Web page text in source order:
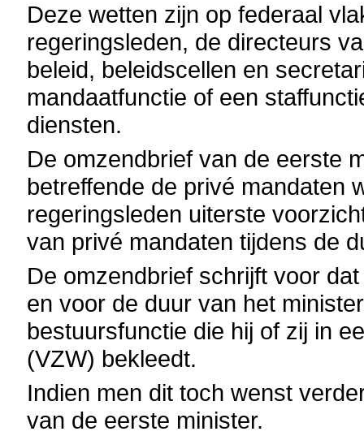
Deze wetten zijn op federaal
regeringsleden, de directeurs
beleid, beleidscellen en
mandaatfunctie of een
diensten.
De omzendbrief van de eerste
betreffende de privé mandaten
regeringsleden uiterste
van privé mandaten tijdens de
De omzendbrief schrijft voor
en voor de duur van het
bestuursfunctie die hij of zij in
(VZW) bekleedt.
Indien men dit toch wenst
van de eerste minister.